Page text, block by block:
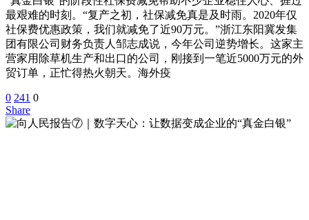
最艰难的时刻。“复产之初，社保减免真是及时雨。2020年仅
社保费优惠政策，我们就减免了近90万元。”浙江东阳冀发集
团有限公司财务负责人邹志成说，今年公司逆势增长。这家主
营家用除草机生产和出口的公司，刚接到一笔近5000万元的外
贸订单，正忙得热火朝天。海外疫
0 241 0
Share